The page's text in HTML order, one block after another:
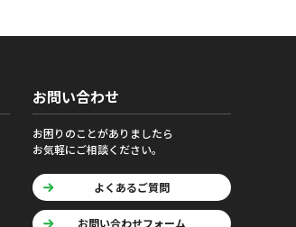
お問い合わせ
お困りのことがありましたら
お気軽にご相談ください。
よくあるご質問
お問い合わせフォーム